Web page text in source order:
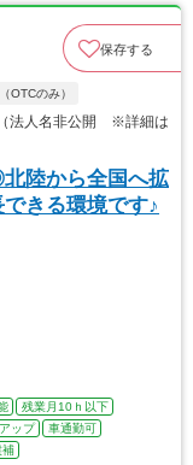
保存する
OTCのみ）
（法人名非公開 ※詳細は
陸から全国へ拡
きる環境です♪
残業月10ｈ以下
ップ
車通勤可
補